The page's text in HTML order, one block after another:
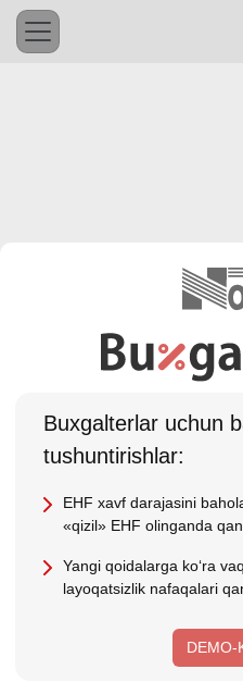
Buхgalterlar uchun
tushuntirishlar:
EHF хavf darajasini
«qizil» EHF olinganda
Yangi qoidalarga koʻra
layoqatsizlik nafaqalari
DEMO-